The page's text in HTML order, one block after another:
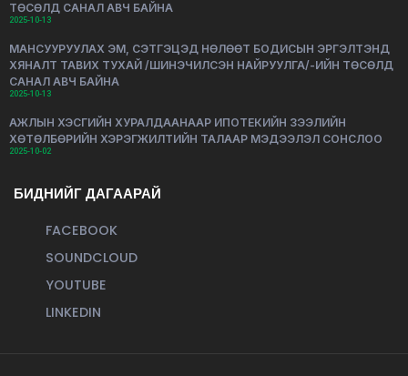
ТӨСӨЛД САНАЛ АВЧ БАЙНА
2025-10-13
МАНСУУРУУЛАХ ЭМ, СЭТГЭЦЭД НӨЛӨӨТ БОДИСЫН ЭРГЭЛТЭНД
ХЯНАЛТ ТАВИХ ТУХАЙ /ШИНЭЧИЛСЭН НАЙРУУЛГА/-ИЙН ТӨСӨЛД
САНАЛ АВЧ БАЙНА
2025-10-13
АЖЛЫН ХЭСГИЙН ХУРАЛДААНААР ИПОТЕКИЙН ЗЭЭЛИЙН
ХӨТӨЛБӨРИЙН ХЭРЭГЖИЛТИЙН ТАЛААР МЭДЭЭЛЭЛ СОНСЛОО
2025-10-02
БИДНИЙГ ДАГААРАЙ
FACEBOOK
SOUNDCLOUD
YOUTUBE
LINKEDIN